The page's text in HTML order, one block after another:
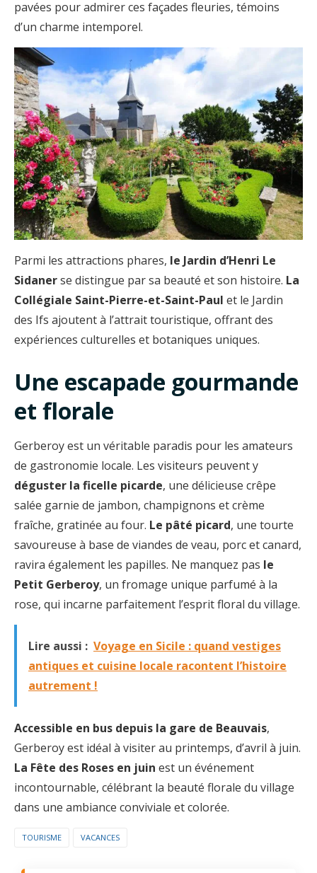
pavées pour admirer ces façades fleuries, témoins
d’un charme intemporel.
Parmi les attractions phares, le Jardin d’Henri Le
Sidanerse distingue par sa beauté et son histoire. La
Collégiale Saint-Pierre-et-Saint-Paul et le Jardin
des Ifs ajoutent à l’attrait touristique, offrant des
expériences culturelles et botaniques uniques.
Une escapade gourmande
et florale
Gerberoy est un véritable paradis pour les amateurs
de gastronomie locale. Les visiteurs peuvent y
déguster la ficelle picarde, une délicieuse crêpe
salée garnie de jambon, champignons et crème
fraîche, gratinée au four. Le pâté picard, une tourte
savoureuse à base de viandes de veau, porc et canard,
ravira également les papilles. Ne manquez pas le
Petit Gerberoy, un fromage unique parfumé à la
rose, qui incarne parfaitement l’esprit floral du village.
Lire aussi : Voyage en Sicile : quand vestiges
antiques et cuisine locale racontent l’histoire
autrement !
Accessible en bus depuis la gare de Beauvais,
Gerberoy est idéal à visiter au printemps, d’avril à juin.
La Fête des Roses en juin est un événement
incontournable, célébrant la beauté florale du village
dans une ambiance conviviale et colorée.
TOURISME VACANCES